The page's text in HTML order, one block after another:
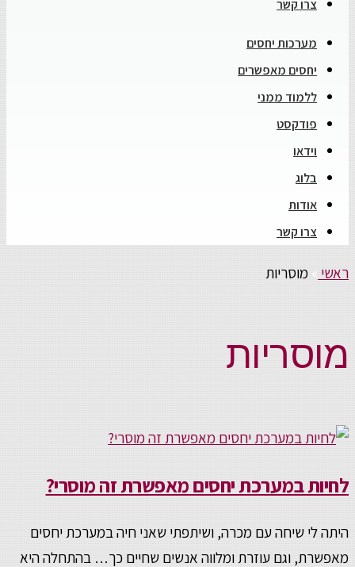
צרו קשר
מערכות יחסים
יחסים מאפשרים
ללמוד ממני
פודקסט
וידאו
בלוג
אודות
צרו קשר
ראשי » מוסריות
מוסריות
לחיות במערכת יחסים מאפשרת זה מוסרי?
היתה לי שיחה עם מכרה, ושיתפתי שאני חיה במערכת יחסים
מאפשרת, וגם עוזרת ומלווה אנשים שחיים כך… בהתחלה היא